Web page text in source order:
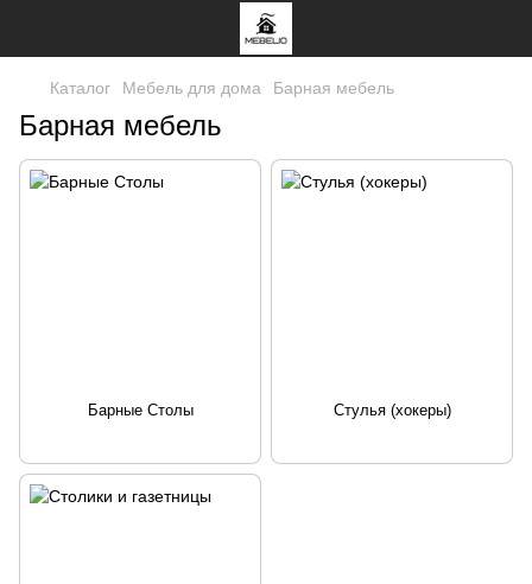
Каталог Мебель для дома Барная мебель
Барная мебель
Барные Столы Стулья (хокеры)